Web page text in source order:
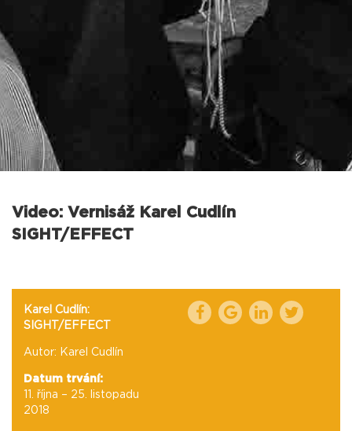
Video: Vernisáž Karel Cudlín
SIGHT/EFFECT
Karel Cudlín:
SIGHT/EFFECT
Autor: Karel Cudlín
Datum trvání:
11. října – 25. listopadu
2018